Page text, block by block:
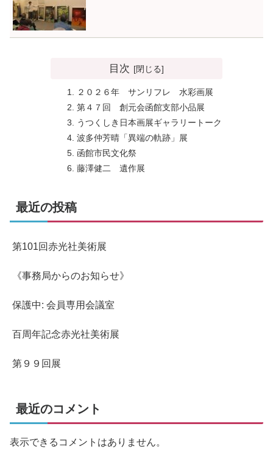
目次
２０２６年 サンリフレ 水彩画展
第４７回 創元会函館支部小品展
うつくしき日本画展ギャラリートーク
波多仲芳晴「異端の軌跡」展
函館市民文化祭
藤澤健二 遺作展
最近の投稿
第101回赤光社美術展
《事務局からのお知らせ》
保護中: 会員専用会議室
百周年記念赤光社美術展
第９９回展
最近のコメント
表示できるコメントはありません。